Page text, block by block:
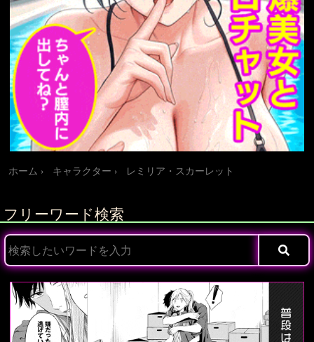
ホーム キャラクター レミリア・スカーレット
フリーワード検索